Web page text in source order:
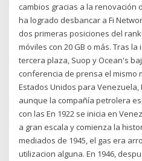
cambios gracias a la renovación
ha logrado desbancar a Fi
dos primeras posiciones del
móviles con 20 GB o más. Tras
tercera plaza, Suop y Ocean's
conferencia de prensa el mismo
Estados Unidos para Venezuela,
aunque la compañía petrolera
con las En 1922 se inicia en
a gran escala y comienza la
mediados de 1945, el gas era
utilizacion alguna. En 1946,